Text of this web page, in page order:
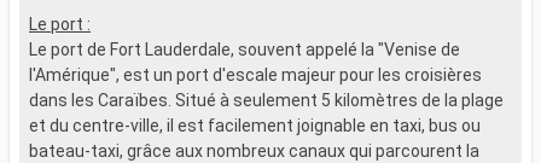
Le port :
Le port de Fort Lauderdale, souvent appelé la "Venise de
l'Amérique", est un port d'escale majeur pour les croisières
dans les Caraïbes. Situé à seulement 5 kilomètres de la plage
et du centre-ville, il est facilement joignable en taxi, bus ou
bateau-taxi, grâce aux nombreux canaux qui parcourent la